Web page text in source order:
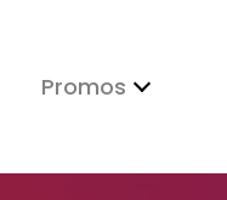
Promos